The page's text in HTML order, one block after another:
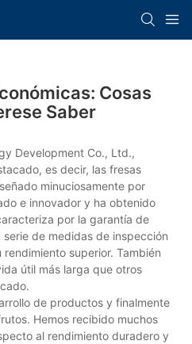
Cosas
Saber
Development Co., Ltd.,
es decir, las fresas
minuciosamente por
e innovador y ha obtenido
por la garantía de
de medidas de inspección
superior. También
útil más larga que otros
de productos y finalmente
Hemos recibido muchos
al rendimiento duradero y